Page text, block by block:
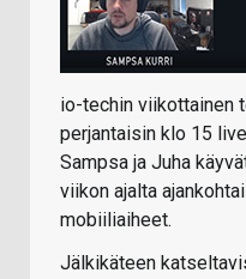
io-techin viikottainen
perjantaisin klo 15
Sampsa ja Juha
viikon ajalta
mobiiliaiheet.
Jälkikäteen